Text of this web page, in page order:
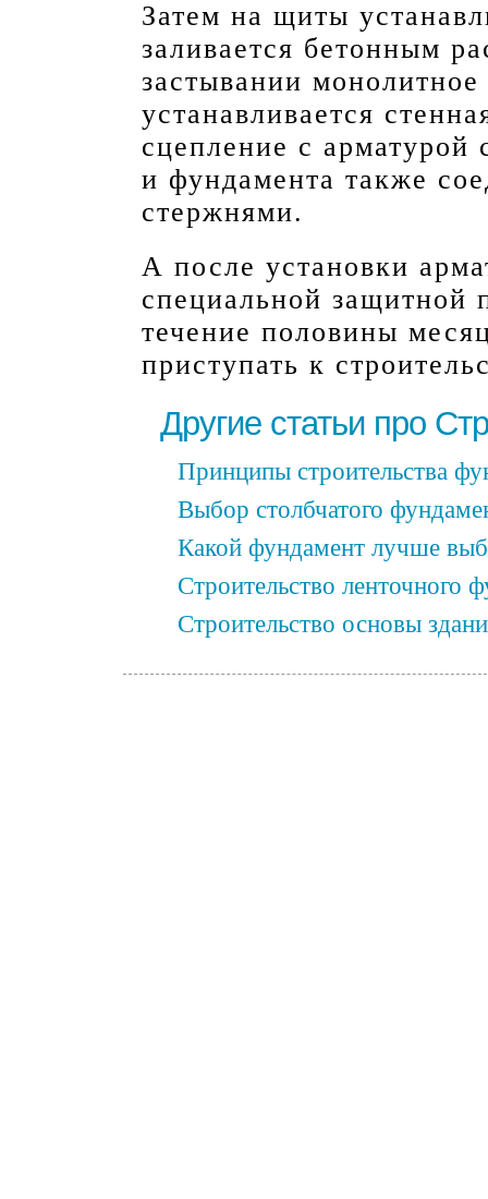
Затем на щиты
заливается бетонным
застывании
устанавливается
сцепление с арматурой
и фундамента также
стержнями.
А после установки
специальной защитной
течение половины
приступать к
Другие статьи про
Принципы строительства
Выбор столбчатого
Какой фундамент лучше
Строительство ленточного
Строительство основы